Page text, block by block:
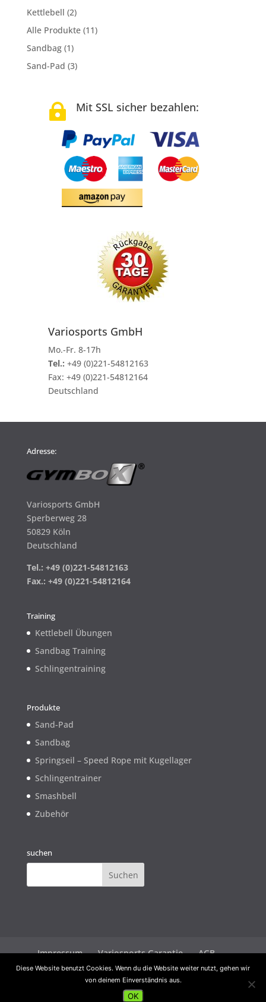
Kettlebell (2)
Alle Produkte (11)
Sandbag (1)
Sand-Pad (3)
 Mit SSL sicher bezahlen:
Variosports GmbH
Mo.-Fr. 8-17h
Tel.: +49 (0)221-54812163
Fax: +49 (0)221-54812164
Deutschland
Adresse:
Variosports GmbH
Sperberweg 28
50829 Köln
Deutschland
Tel.: +49 (0)221-54812163
Fax.: +49 (0)221-54812164
Training
Kettlebell Übungen
Sandbag Training
Schlingentraining
Produkte
Sand-Pad
Sandbag
Springseil – Speed Rope mit Kugellager
Schlingentrainer
Smashbell
Zubehör
suchen
Impressum Variosports Garantie
AGB
Widerrufsbelehrung
Datenschutz
Diese Website benutzt Cookies. Wenn du die Website weiter nutzt, gehen wir
von deinem Einverständnis aus.
OK